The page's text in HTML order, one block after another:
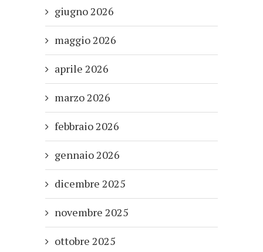
giugno 2026
maggio 2026
aprile 2026
marzo 2026
febbraio 2026
gennaio 2026
dicembre 2025
novembre 2025
ottobre 2025